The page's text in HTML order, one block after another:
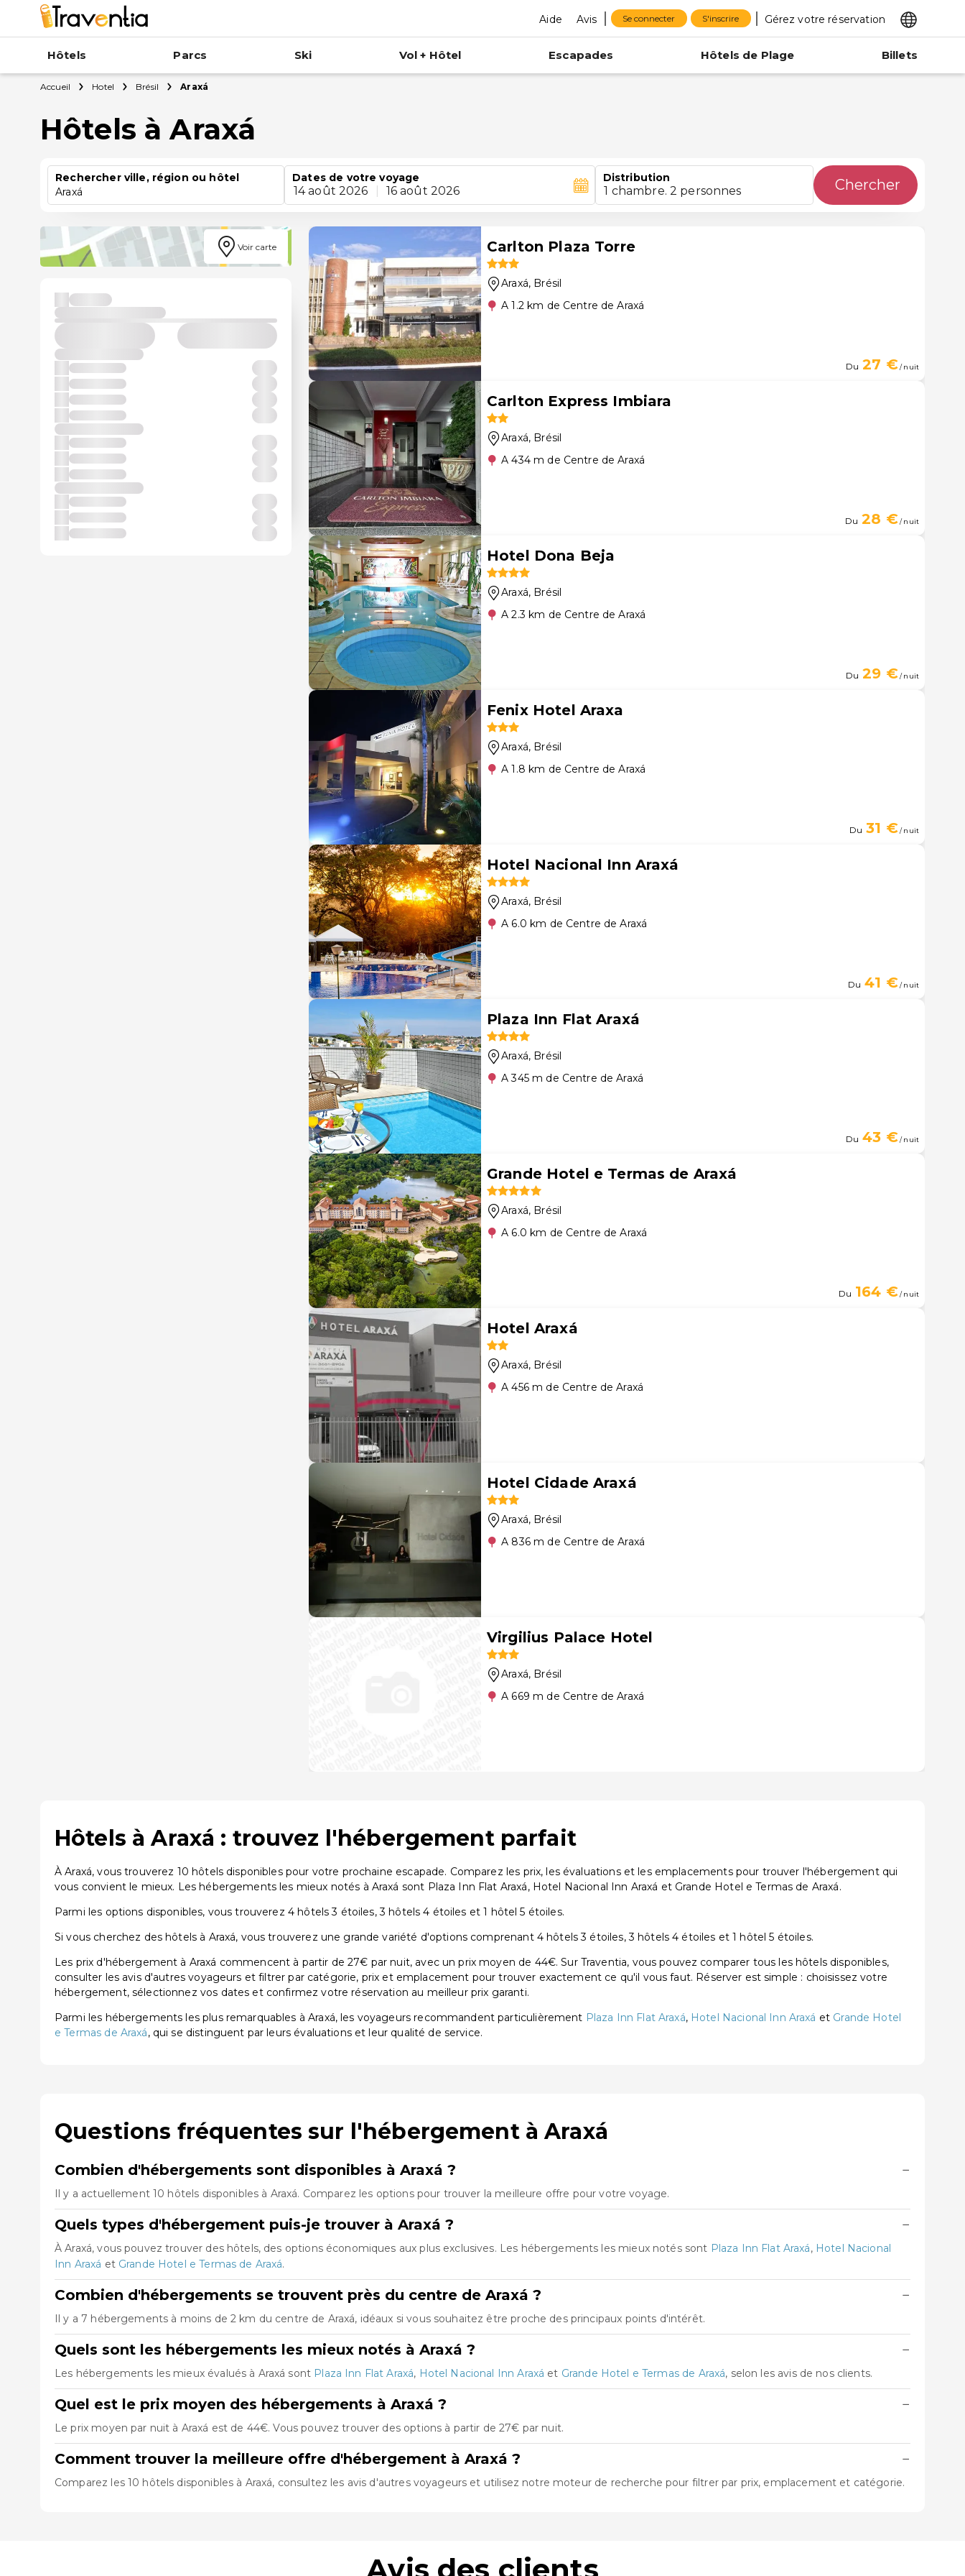
Aide Avis Se connecter S'inscrire Gérez votre réservation
Hôtels Parcs Ski Vol + Hôtel Escapades Hôtels de Plage Billets
Accueil Hotel Brésil Araxá
Hôtels à Araxá
Rechercher ville, région ou hôtel
Araxá
Dates de votre voyage
14 août 2026 16 août 2026
Distribution
1 chambre. 2 personnes Chercher
Voir carte Carlton Plaza Torre
Araxá, Brésil
A 1.2 km de Centre de Araxá
Du 27 €/ nuit
Carlton Express Imbiara
Araxá, Brésil
A 434 m de Centre de Araxá
Du 28 €/ nuit
Hotel Dona Beja
Araxá, Brésil
A 2.3 km de Centre de Araxá
Du 29 €/ nuit
Fenix Hotel Araxa
Araxá, Brésil
A 1.8 km de Centre de Araxá
Du 31 €/ nuit
Hotel Nacional Inn Araxá
Araxá, Brésil
A 6.0 km de Centre de Araxá
Du 41 €/ nuit
Plaza Inn Flat Araxá
Araxá, Brésil
A 345 m de Centre de Araxá
Du 43 €/ nuit
Grande Hotel e Termas de Araxá
Araxá, Brésil
A 6.0 km de Centre de Araxá
Du 164 €/ nuit
Hotel Araxá
Araxá, Brésil
A 456 m de Centre de Araxá
Hotel Cidade Araxá
Araxá, Brésil
A 836 m de Centre de Araxá
Virgilius Palace Hotel
Araxá, Brésil
A 669 m de Centre de Araxá
Hôtels à Araxá : trouvez l'hébergement parfait
À Araxá, vous trouverez 10 hôtels disponibles pour votre prochaine escapade. Comparez les prix, les évaluations et les emplacements pour trouver l'hébergement qui
vous convient le mieux. Les hébergements les mieux notés à Araxá sont Plaza Inn Flat Araxá, Hotel Nacional Inn Araxá et Grande Hotel e Termas de Araxá.
Parmi les options disponibles, vous trouverez 4 hôtels 3 étoiles, 3 hôtels 4 étoiles et 1 hôtel 5 étoiles.
Si vous cherchez des hôtels à Araxá, vous trouverez une grande variété d'options comprenant 4 hôtels 3 étoiles, 3 hôtels 4 étoiles et 1 hôtel 5 étoiles.
Les prix d'hébergement à Araxá commencent à partir de 27€ par nuit, avec un prix moyen de 44€. Sur Traventia, vous pouvez comparer tous les hôtels disponibles,
consulter les avis d'autres voyageurs et filtrer par catégorie, prix et emplacement pour trouver exactement ce qu'il vous faut. Réserver est simple : choisissez votre
hébergement, sélectionnez vos dates et confirmez votre réservation au meilleur prix garanti.
Parmi les hébergements les plus remarquables à Araxá, les voyageurs recommandent particulièrement Plaza Inn Flat Araxá, Hotel Nacional Inn Araxá et Grande Hotel
e Termas de Araxá, qui se distinguent par leurs évaluations et leur qualité de service.
Questions fréquentes sur l'hébergement à Araxá
Combien d'hébergements sont disponibles à Araxá ? −
Il y a actuellement 10 hôtels disponibles à Araxá. Comparez les options pour trouver la meilleure offre pour votre voyage.
Quels types d'hébergement puis-je trouver à Araxá ? −
À Araxá, vous pouvez trouver des hôtels, des options économiques aux plus exclusives. Les hébergements les mieux notés sont Plaza Inn Flat Araxá, Hotel Nacional
Inn Araxá et Grande Hotel e Termas de Araxá.
Combien d'hébergements se trouvent près du centre de Araxá ? −
Il y a 7 hébergements à moins de 2 km du centre de Araxá, idéaux si vous souhaitez être proche des principaux points d'intérêt.
Quels sont les hébergements les mieux notés à Araxá ? −
Les hébergements les mieux évalués à Araxá sont Plaza Inn Flat Araxá, Hotel Nacional Inn Araxá et Grande Hotel e Termas de Araxá, selon les avis de nos clients.
Quel est le prix moyen des hébergements à Araxá ? −
Le prix moyen par nuit à Araxá est de 44€. Vous pouvez trouver des options à partir de 27€ par nuit.
Comment trouver la meilleure offre d'hébergement à Araxá ? −
Comparez les 10 hôtels disponibles à Araxá, consultez les avis d'autres voyageurs et utilisez notre moteur de recherche pour filtrer par prix, emplacement et catégorie.